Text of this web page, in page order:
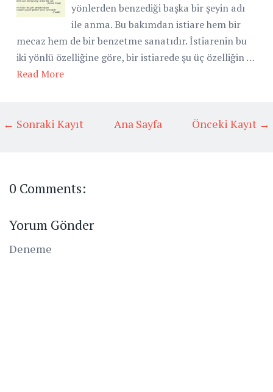
yönlerden benzediği başka bir şeyin adı
ile anma. Bu bakımdan istiare hem bir
mecaz hem de bir benzetme sanatıdır. İstiarenin bu
iki yönlü özelliğine göre, bir istiarede şu üç özelliğin …
Read More
← Sonraki Kayıt Önceki Kayıt →
Ana Sayfa
0 Comments:
Yorum Gönder
Deneme